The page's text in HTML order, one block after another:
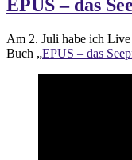
EPUS – das
Am 2. Juli habe ich
Buch „EPUS – das